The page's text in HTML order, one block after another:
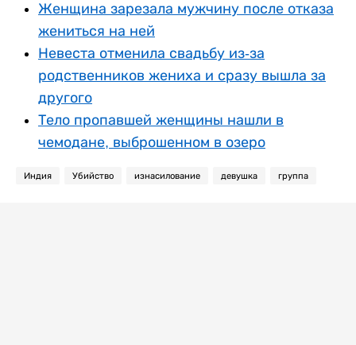
Женщина зарезала мужчину после отказа
жениться на ней
Невеста отменила свадьбу из-за
родственников жениха и сразу вышла за
другого
Тело пропавшей женщины нашли в
чемодане, выброшенном в озеро
Индия Убийство изнасилование девушка группа